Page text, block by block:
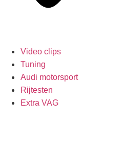
Video clips
Tuning
Audi motorsport
Rijtesten
Extra VAG